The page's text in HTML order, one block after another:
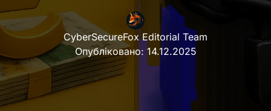
CyberSecureFox Editorial Team
Опубліковано: 14.12.2025